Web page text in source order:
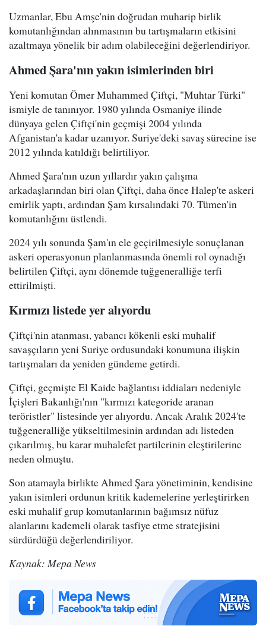
Uzmanlar, Ebu Amşe'nin doğrudan muharip birlik
komutanlığından alınmasının bu tartışmaların etkisini
azaltmaya yönelik bir adım olabileceğini değerlendiriyor.
Ahmed Şara'nın yakın isimlerinden biri
Yeni komutan Ömer Muhammed Çiftçi, "Muhtar Türki"
ismiyle de tanınıyor. 1980 yılında Osmaniye ilinde
dünyaya gelen Çiftçi'nin geçmişi 2004 yılında
Afganistan'a kadar uzanıyor. Suriye'deki savaş sürecine ise
2012 yılında katıldığı belirtiliyor.
Ahmed Şara'nın uzun yıllardır yakın çalışma
arkadaşlarından biri olan Çiftçi, daha önce Halep'te askeri
emirlik yaptı, ardından Şam kırsalındaki 70. Tümen'in
komutanlığını üstlendi.
2024 yılı sonunda Şam'ın ele geçirilmesiyle sonuçlanan
askeri operasyonun planlanmasında önemli rol oynadığı
belirtilen Çiftçi, aynı dönemde tuğgeneralliğe terfi
ettirilmişti.
Kırmızı listede yer alıyordu
Çiftçi'nin atanması, yabancı kökenli eski muhalif
savaşçıların yeni Suriye ordusundaki konumuna ilişkin
tartışmaları da yeniden gündeme getirdi.
Çiftçi, geçmişte El Kaide bağlantısı iddiaları nedeniyle
İçişleri Bakanlığı'nın "kırmızı kategoride aranan
teröristler" listesinde yer alıyordu. Ancak Aralık 2024'te
tuğgeneralliğe yükseltilmesinin ardından adı listeden
çıkarılmış, bu karar muhalefet partilerinin eleştirilerine
neden olmuştu.
Son atamayla birlikte Ahmed Şara yönetiminin, kendisine
yakın isimleri ordunun kritik kademelerine yerleştirirken
eski muhalif grup komutanlarının bağımsız nüfuz
alanlarını kademeli olarak tasfiye etme stratejisini
sürdürdüğü değerlendiriliyor.
Kaynak: Mepa News